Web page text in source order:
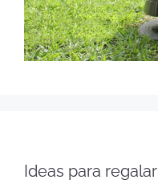
Ideas para regalar